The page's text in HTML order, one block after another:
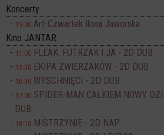
Koncerty
19:00 Art-Czwartek Ilona Jaworska
Kino JANTAR
11:00 FLEAK. FUTRZAK I JA - 2D DUB
15:30 EKIPA ZWIERZAKÓW - 2D DUB
16:30 WYSCHNIĘCI - 2D DUB
17:00 SPIDER-MAN CAŁKIEM NOWY
DUB
18:10 MISTRZYNIE - 2D NAP